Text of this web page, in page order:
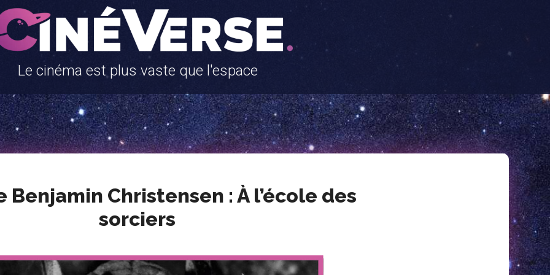
Le cinéma est plus vaste que l'espace
Benjamin Christensen : À l’école des
sorciers